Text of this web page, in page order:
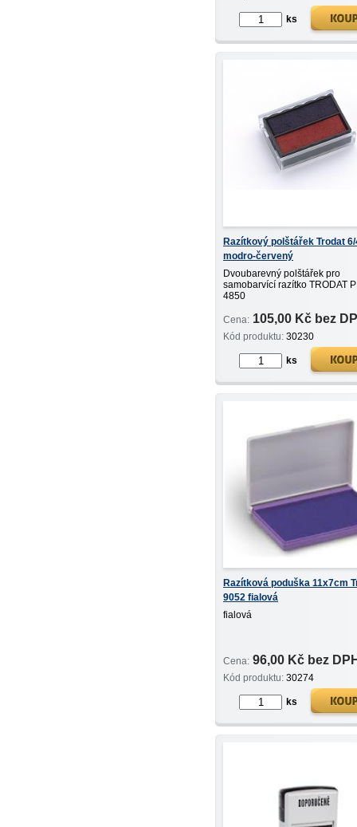
ks
Razítkový polštářek Trodat
modro-červený
Dvoubarevný polštářek pro
samobarvící razítko TRODAT
4850
Cena: 105,00 Kč bez
Kód produktu: 30230
ks
Razítková poduška 11x7cm
9052 fialová
fialová
Cena: 96,00 Kč bez
Kód produktu: 30274
ks